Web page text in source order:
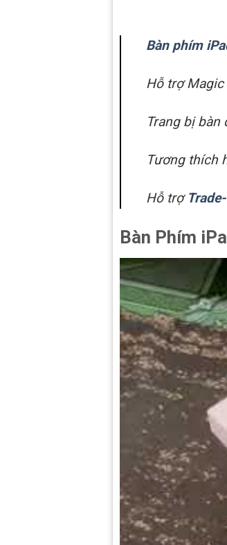
Bàn phím
Hỗ trợ Magic
Trang bị bàn
Tương thích
Hỗ trợ
Bàn Phím